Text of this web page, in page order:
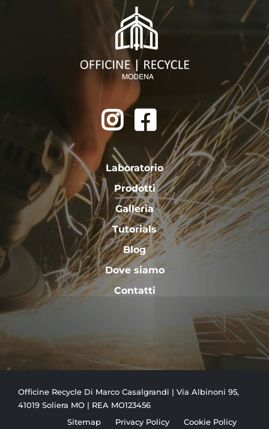
Laboratorio
Prodotti
Galleria
Tutorials
Blog
Dove siamo
Contatti
Officine Recycle Di Marco Casalgrandi | Via Albinoni 95,
41019 Soliera MO | REA MO123456
Sitemap
Privacy Policy Cookie Policy